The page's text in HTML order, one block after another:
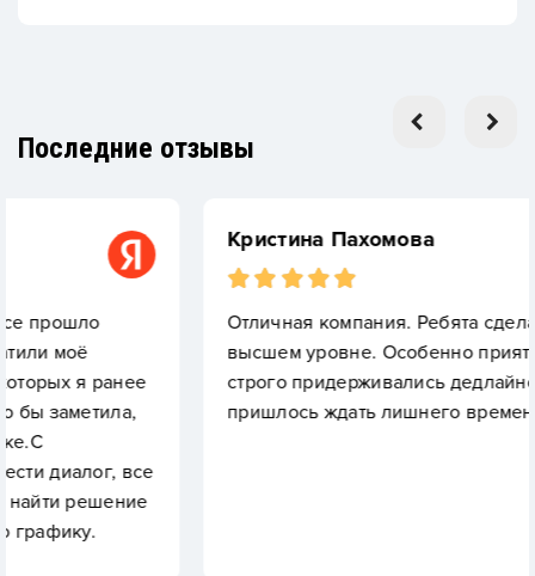
Последние отзывы
Кристина Пахомова
Отличная компания. Ребята сделали всё на
высшем уровне. Особенно приятно, что они
строго придерживались дедлайнов— не
пришлось ждать лишнего времени.